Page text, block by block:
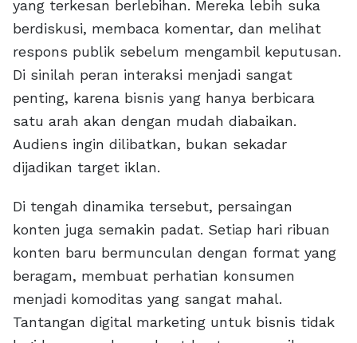
yang terkesan berlebihan. Mereka lebih suka
berdiskusi, membaca komentar, dan melihat
respons publik sebelum mengambil keputusan.
Di sinilah peran interaksi menjadi sangat
penting, karena bisnis yang hanya berbicara
satu arah akan dengan mudah diabaikan.
Audiens ingin dilibatkan, bukan sekadar
dijadikan target iklan.
Di tengah dinamika tersebut, persaingan
konten juga semakin padat. Setiap hari ribuan
konten baru bermunculan dengan format yang
beragam, membuat perhatian konsumen
menjadi komoditas yang sangat mahal.
Tantangan digital marketing untuk bisnis tidak